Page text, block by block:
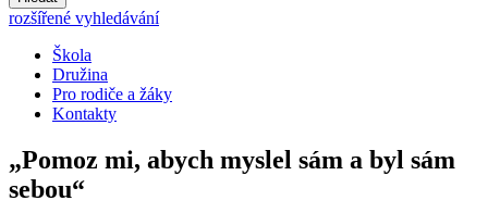
rozšířené vyhledávání
Škola
Družina
Pro rodiče a žáky
Kontakty
„Pomoz mi, abych myslel sám a byl sám
sebou“